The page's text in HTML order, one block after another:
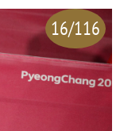
16/116